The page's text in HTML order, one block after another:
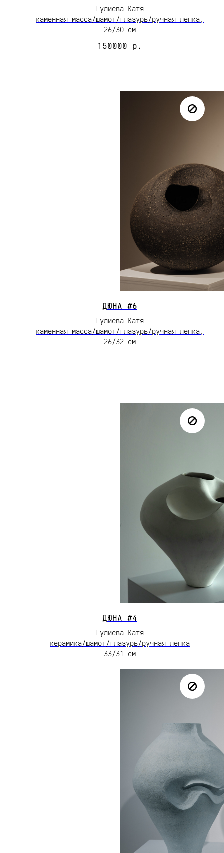
Гулиева Катя
каменная масса/шамот/глазурь/ручная лепка,
26/3О см
150000 р.
ДЮНА #6
Гулиева Катя
каменная масса/шамот/глазурь/ручная лепка,
26/32 см
ДЮНА #4
Гулиева Катя
керамика/шамот/глазурь/ручная лепка
33/31 см